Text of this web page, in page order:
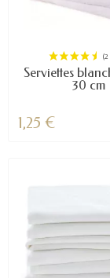
Serviettes
30 cm
1,25 €